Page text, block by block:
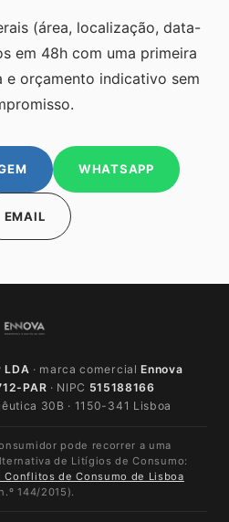
(área, localização, data-
em 48h com uma primeira
e orçamento indicativo sem
WHATSAPP
EMAIL
LDA · marca comercialEnnova
PAR · NIPC 515188166
30B · 1150-341 Lisboa
pode recorrer a uma
de Litígios de Consumo:
de Consumo de Lisboa
144/2015).